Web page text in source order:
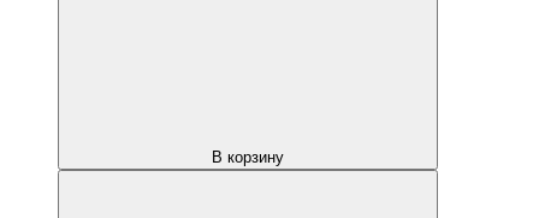
В корзину